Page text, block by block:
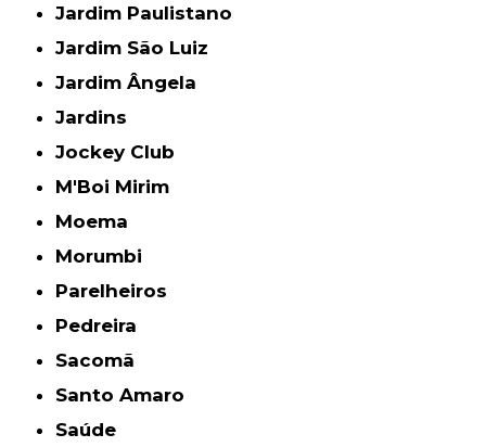
Jardim Paulistano
Jardim São Luiz
Jardim Ângela
Jardins
Jockey Club
M'Boi Mirim
Moema
Morumbi
Parelheiros
Pedreira
Sacomã
Santo Amaro
Saúde